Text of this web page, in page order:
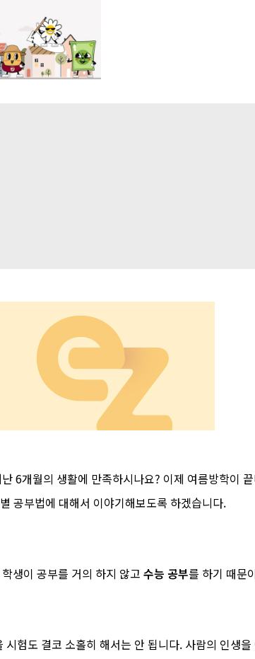
6개월의 생활에 만족하시나요? 이제 여름방학이
공부법에 대해서 이야기해보도록 하겠습니다.
생이 공부를 거의 하지 않고 수능 공부를 하기 때문
험도 결코 소홀히 해서는 안 됩니다. 사람의 인생